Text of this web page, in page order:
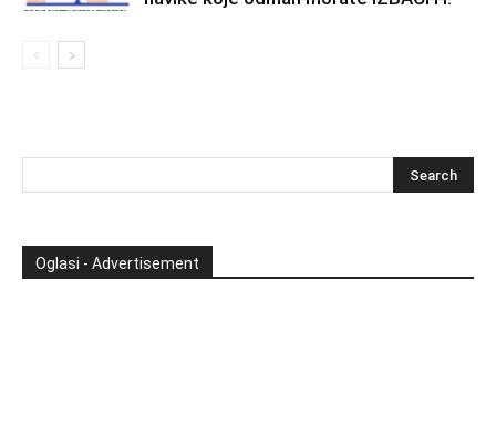
Oglasi - Advertisement